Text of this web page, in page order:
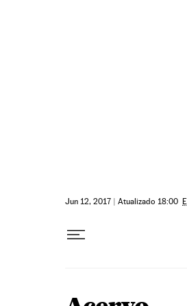
Jun 12, 2017 | Atualizado 18:00